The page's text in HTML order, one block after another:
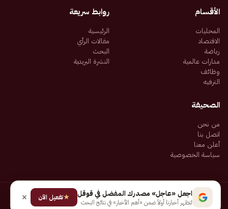
الأقسام
المحليات
الاقتصاد
رياضة
مدارات عالمية
وظائف
الترفيه
روابط سريعة
الرئيسية
مقالات الرأي
البحث
النشرة البريدية
الصحيفة
من نحن
اتصل بنا
أعلن معنا
سياسة الخصوصية
جميع الحقوق محفوظة لـ شركة إيجاز للنشر الإلكتروني المالكة لصحيفة عاجل
سياسة الخصوصيةشروط الاستخدام
اجعل «عاجل» مصدرك المفضل في قوقل
لتظهر أخبارنا أولاً ضمن «أهم الأخبار» في نتائج البحث
★تفعيل الآن